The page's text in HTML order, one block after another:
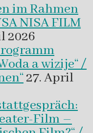
im Rahmen
NISA FILM
2026
a wizije“ /
27. April
Film –